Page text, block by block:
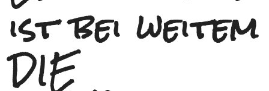
ist bei weitem
DIE